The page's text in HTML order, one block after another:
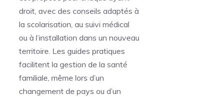
droit, avec des conseils adaptés à
la scolarisation, au suivi médical
ou à l’installation dans un nouveau
territoire. Les guides pratiques
facilitent la gestion de la santé
familiale, même lors d’un
changement de pays ou d’un